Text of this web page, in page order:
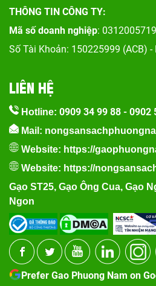
THÔNG TIN CÔNG TY:
Mã số doanh nghiệp: 0312005719
Số Tài Khoản: 150225999 (ACB) -
LIÊN HỆ
Hotline: 0909 34 99 88 - 0902
Mail:
Website: https://
Website: https://
Gạo ST25, Gạo Ông Cua, Gạo
Ngon
Prefer Gao Phuong Nam on